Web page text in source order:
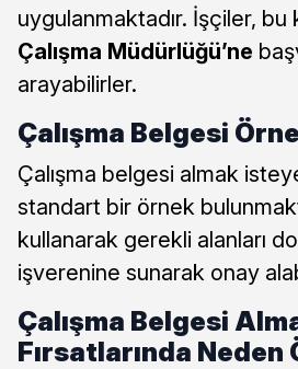
uygulanmaktadır. İşçiler, bu
Çalışma Müdürlüğü’ne
arayabilirler.
Çalışma Belgesi
Çalışma belgesi almak
standart bir örnek
kullanarak gerekli alanları
işverenine sunarak onay
Çalışma Belgesi
Fırsatlarında Neden